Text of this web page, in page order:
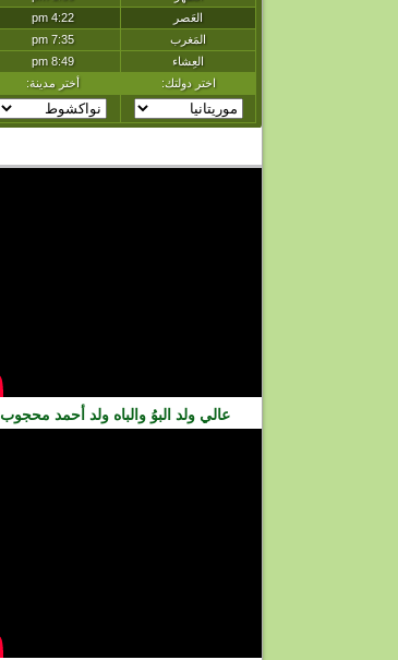
عالي ولد البوُ والباه ولد أحمد محجوب